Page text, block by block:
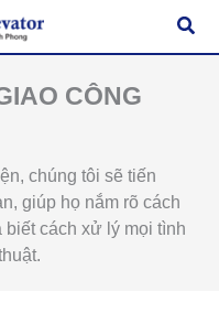
Tìm
CÔNG
chúng tôi sẽ tiến
giúp họ nắm rõ cách
biết cách xử lý mọi tình